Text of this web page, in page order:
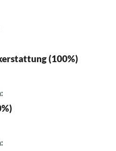
(100%)